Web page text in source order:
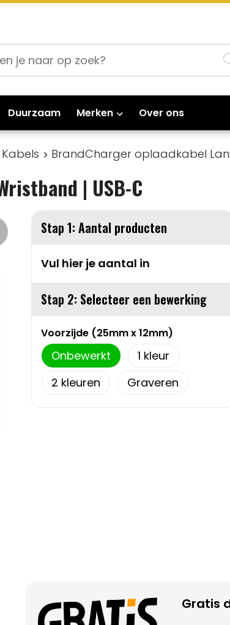
Duurzaam Merken Over ons
Kabels BrandCharger oplaadkabel
| USB-C
Stap 1: Aantal producten
Vul hier je aantal in
Stap 2: Selecteer een bewerking
Voorzijde (25mm x 12mm)
Onbewerkt
1
2
Graveren
Gratis